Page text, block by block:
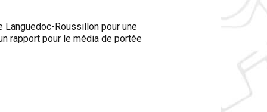
Languedoc-Roussillon pour une
rapport pour le média de portée